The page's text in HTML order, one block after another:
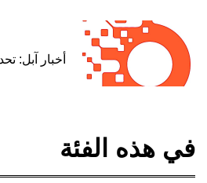
أخبار آبل:
في هذه الفئة